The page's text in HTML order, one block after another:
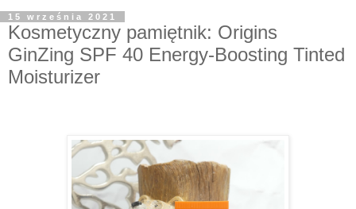
15 września 2021
Kosmetyczny pamiętnik: Origins
GinZing SPF 40 Energy-Boosting Tinted
Moisturizer